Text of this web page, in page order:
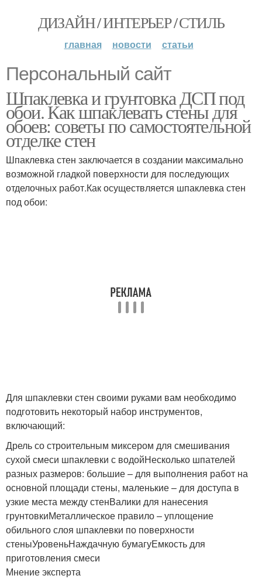
ДИЗАЙН / ИНТЕРЬЕР / СТИЛЬ
главная новости статьи
Персональный сайт
Шпаклевка и грунтовка ДСП под
обои. Как шпаклевать стены для
обоев: советы по самостоятельной
отделке стен
Шпаклевка стен заключается в создании максимально
возможной гладкой поверхности для последующих
отделочных работ.Как осуществляется шпаклевка стен
под обои:
Для шпаклевки стен своими руками вам необходимо
подготовить некоторый набор инструментов,
включающий:
Дрель со строительным миксером для смешивания
сухой смеси шпаклевки с водойНесколько шпателей
разных размеров: большие – для выполнения работ на
основной площади стены, маленькие – для доступа в
узкие места между стенВалики для нанесения
грунтовкиМеталлическое правило – уплощение
обильного слоя шпаклевки по поверхности
стеныУровеньНаждачную бумагуЕмкость для
приготовления смеси
Мнение эксперта